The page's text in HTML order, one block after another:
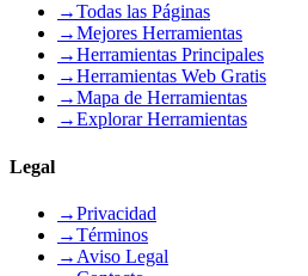
→Todas las Páginas
→Mejores Herramientas
→Herramientas Principales
→Herramientas Web Gratis
→Mapa de Herramientas
→Explorar Herramientas
Legal
→Privacidad
→Términos
→ Aviso Legal